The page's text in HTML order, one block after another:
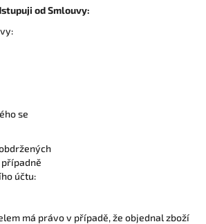
od Smlouvy:
se
účtu:
má právo v případě, že objednal zboží